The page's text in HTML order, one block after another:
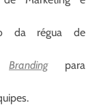
da régua de
Brandingpara